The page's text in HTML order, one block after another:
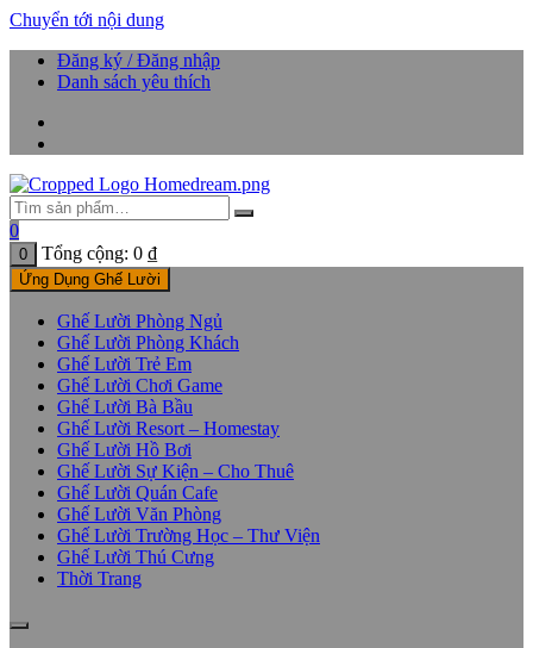
Chuyển tới nội dung
Đăng ký / Đăng nhập
Danh sách yêu thích
0
0 Tổng cộng: 0 ₫
Ứng Dụng Ghế Lười
Ghế Lười Phòng Ngủ
Ghế Lười Phòng Khách
Ghế Lười Trẻ Em
Ghế Lười Chơi Game
Ghế Lười Bà Bầu
Ghế Lười Resort – Homestay
Ghế Lười Hồ Bơi
Ghế Lười Sự Kiện – Cho Thuê
Ghế Lười Quán Cafe
Ghế Lười Văn Phòng
Ghế Lười Trường Học – Thư Viện
Ghế Lười Thú Cưng
Thời Trang